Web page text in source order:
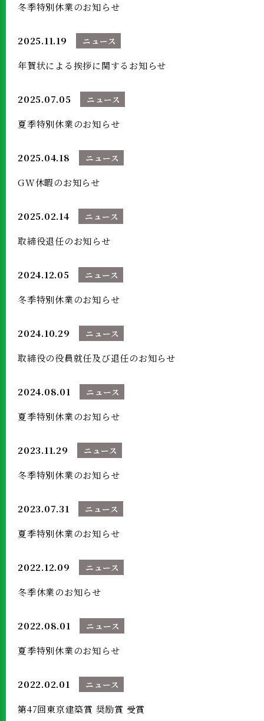
冬季特別休業のお知らせ
2025.11.19 ニュース
年賀状による挨拶に関するお知らせ
2025.07.05 ニュース
夏季特別休業のお知らせ
2025.04.18 ニュース
GW休暇のお知らせ
2025.02.14 ニュース
取締役退任のお知らせ
2024.12.05 ニュース
冬季特別休業のお知らせ
2024.10.29 ニュース
取締役の役員就任及び退任のお知らせ
2024.08.01 ニュース
夏季特別休業のお知らせ
2023.11.29 ニュース
冬季特別休業のお知らせ
2023.07.31 ニュース
夏季特別休業のお知らせ
2022.12.09 ニュース
冬季休業のお知らせ
2022.08.01 ニュース
夏季特別休業のお知らせ
2022.02.01 ニュース
第47回東京建築賞 奨励賞 受賞